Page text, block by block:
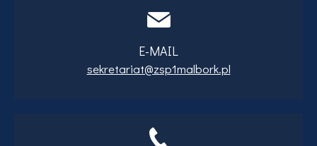
E-MAIL
sekretariat@zsp1malbork.pl